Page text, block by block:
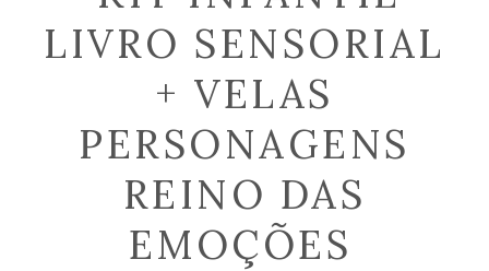
LIVRO SENSORIAL
+ VELAS
PERSONAGENS
REINO DAS
EMOÇÕES